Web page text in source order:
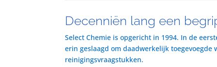
Decenniën lang een
Select Chemie is opgericht in 1994. In de
erin geslaagd om daadwerkelijk
reinigingsvraagstukken.